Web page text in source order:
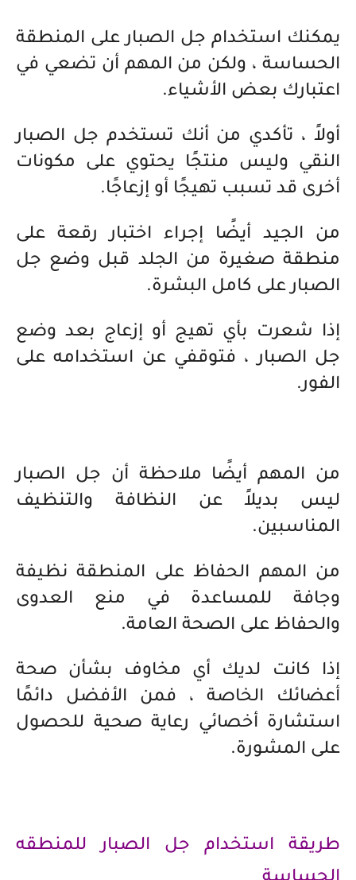
يمكنك استخدام جل الصبار على المنطقة
الحساسة ، ولكن من المهم أن تضعي في
اعتبارك بعض الأشياء.
أولاً ، تأكدي من أنك تستخدم جل الصبار
النقي وليس منتجًا يحتوي على مكونات
أخرى قد تسبب تهيجًا أو إزعاجًا.
من الجيد أيضًا إجراء اختبار رقعة على
منطقة صغيرة من الجلد قبل وضع جل
الصبار على كامل البشرة.
إذا شعرت بأي تهيج أو إزعاج بعد وضع
جل الصبار ، فتوقفي عن استخدامه على
الفور.
من المهم أيضًا ملاحظة أن جل الصبار
ليس بديلاً عن النظافة والتنظيف
المناسبين.
من المهم الحفاظ على المنطقة نظيفة
وجافة للمساعدة في منع العدوى
والحفاظ على الصحة العامة.
إذا كانت لديك أي مخاوف بشأن صحة
أعضائك الخاصة ، فمن الأفضل دائمًا
استشارة أخصائي رعاية صحية للحصول
على المشورة.
طريقة استخدام جل الصبار للمنطقه